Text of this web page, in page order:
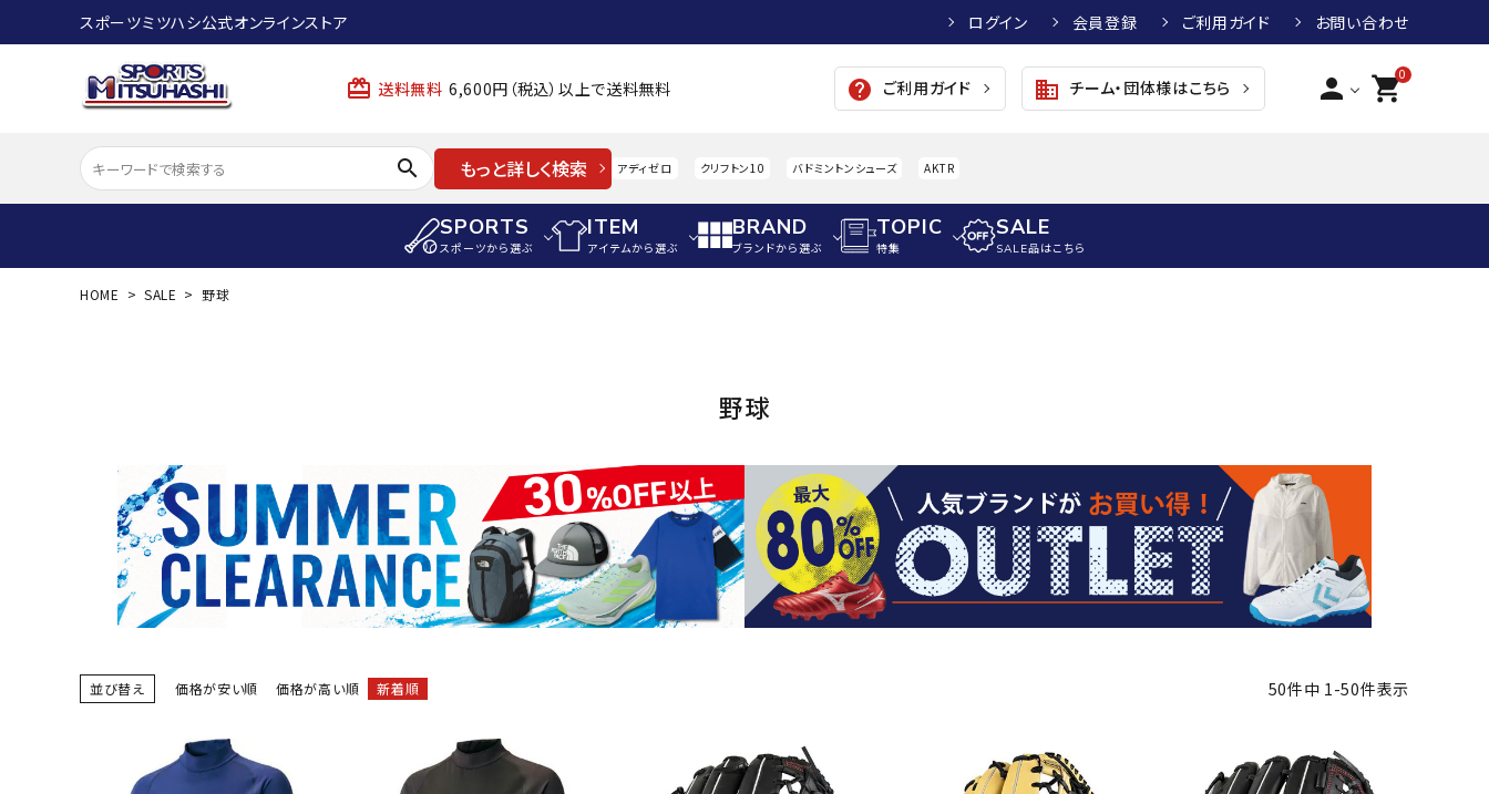
スポーツミツハシ公式オンラインストア ログイン 会員登録 ご利用ガイド お問い合わせ
card_giftcard 送料無料 6,600円（税込）以上で送料無料 help ご利用ガイド business チーム・団体様はこちら person 0
shopping_cart
search もっと詳しく検索 アディゼロ クリフトン10 バドミントンシューズ AKTR
SPORTS
スポーツから選ぶ
陸上競技用ウィメンズウェア
陸上競技用ソックス
その他アクセサリー
ジュニアサッカースパイク
ジュニアレーニングシューズ
シューズアクセサリー
フットボールサンダル
サッカーウェア
ジュニアサッカーウェア
レプリカ商品
サッカーバッグ
その他アクセサリー
ソフトボール用グラブ・ミット
硬式バット
軟式バット
少年軟式バット
ソフトボール用バット
野球スパイク・シューズ
ユニフォーム・練習着
バッティング手袋
ストリングス・ガット（テニス）
ストリングス・ガット（ソフトテニス）
グリップテープ
エッジガード
テニスシューズ
テニスバッグ
キャップ・バイザー
ボール（テニス）
その他アクセサリー
ITEM
アイテムから選ぶ
その他ウェア
その他ウェア
その他ウェア
ヨガマット
サポーター・テーピング
タオル
シューズ
ジュニアサッカースパイク
バッグ
ダッフル・ボストンバッグ
ソックス
バレーボールソックス
帽子
サンバイザー
その他キャップ
BRAND
ブランドから選ぶ
Babol
at
BIKE
BUTT
ERFLY
CANT
ERBU
RY
CAPT
AIN
STAG
TOPIC
特集
SALE
SALE品はこちら
ACCOUNT MENU
アイテムから選ぶ
ブランドから選ぶ
SALE品はこちら
HOME SALE 野球
野球
並び替え 価格が安い順 価格が高い順 新着順 50件中 1-50件表示